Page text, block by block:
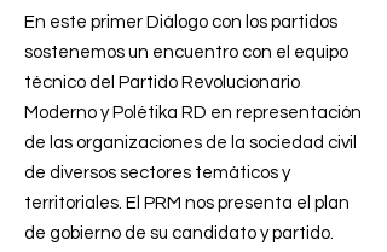
En este primer Diálogo con los partidos
sostenemos un encuentro con el equipo
técnico del Partido Revolucionario
Moderno y Polétika RD en representación
de las organizaciones de la sociedad civil
de diversos sectores temáticos y
territoriales. El PRM nos presenta el plan
de gobierno de su candidato y partido.